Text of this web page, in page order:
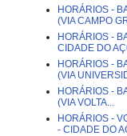
HORÁRIOS -
(VIA CAMPO
HORÁRIOS -
CIDADE DO
HORÁRIOS -
(VIA
HORÁRIOS -
(VIA VOLTA...
HORÁRIOS -
- CIDADE DO